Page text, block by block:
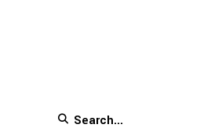
Search